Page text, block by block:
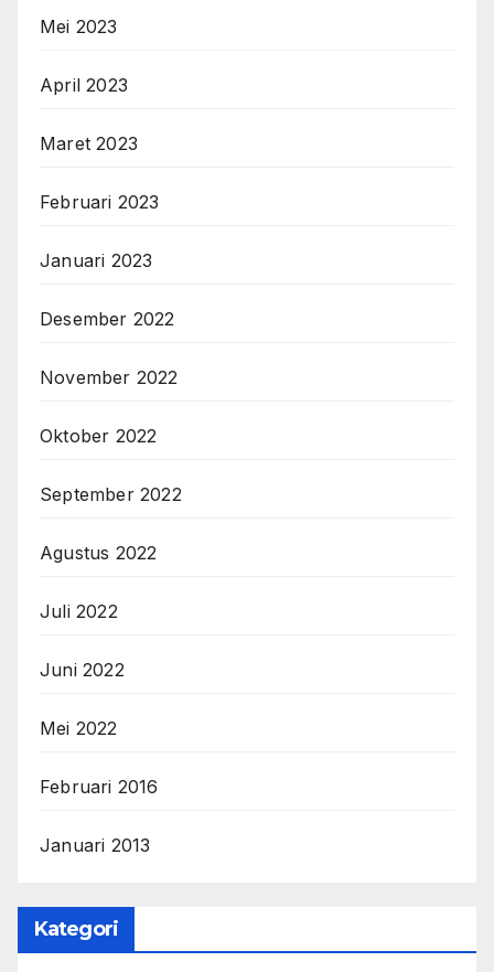
Mei 2023
April 2023
Maret 2023
Februari 2023
Januari 2023
Desember 2022
November 2022
Oktober 2022
September 2022
Agustus 2022
Juli 2022
Juni 2022
Mei 2022
Februari 2016
Januari 2013
Kategori